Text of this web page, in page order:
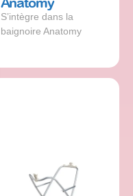
S’intègre dans la
baignoire Anatomy